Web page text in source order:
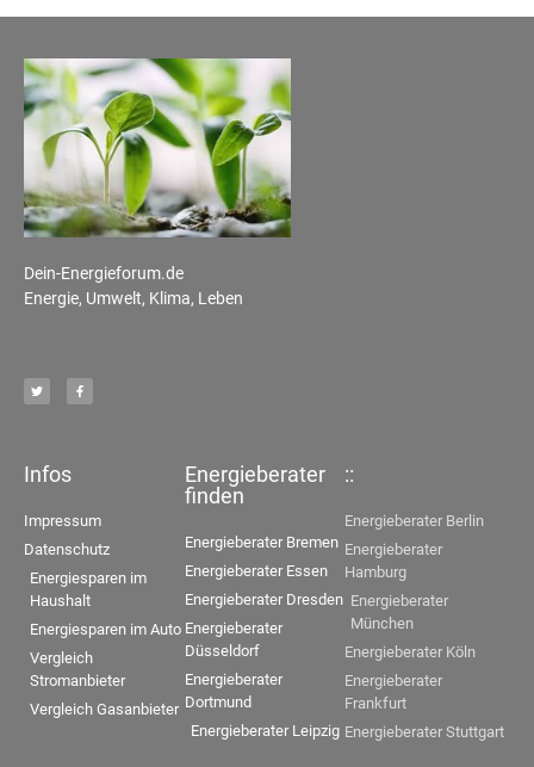
Dein-Energieforum.de
Energie, Umwelt, Klima, Leben
Infos
Impressum
Datenschutz
Energiesparen im
Haushalt
Energiesparen im Auto
Vergleich
Stromanbieter
Vergleich Gasanbieter
Energieberater
finden
Energieberater Bremen
Energieberater Essen
Energieberater Dresden
Energieberater
Düsseldorf
Energieberater
Dortmund
Energieberater Leipzig
::
Energieberater Berlin
Energieberater
Hamburg
Energieberater
München
Energieberater Köln
Energieberater
Frankfurt
Energieberater Stuttgart